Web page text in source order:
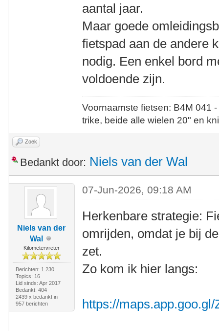
aantal jaar.
Maar goede
fietspad aan de andere
nodig. Een enkel bord
voldoende zijn.
Voornaamste fietsen: B4M
trike, beide alle wielen 20" en
Zoek
Bedankt door: Niels van der Wal
Niels van der
Wal
Kilometervreter
Berichten: 1.230
Topics: 16
Lid sinds: Apr 2017
Bedankt: 404
2439 x bedankt in
957 berichten
07-Jun-2026, 09:18 AM
Herkenbare strategie:
omrijden, omdat je bij
zet.
Zo kom ik hier langs:
https://